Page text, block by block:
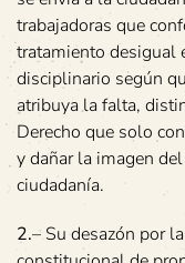
trabajadoras que
tratamiento desigual
disciplinario según
atribuya la falta,
Derecho que solo
y dañar la imagen
ciudadanía.
2.– Su desazón por